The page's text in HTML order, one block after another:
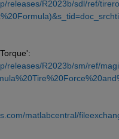
releases/R2023b/sdl/ref/
releases/R2023b/sm/ref/
matlabcentral/